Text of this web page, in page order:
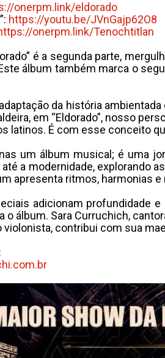
onerpm.link/eldorado
https://youtu.be/JVnGajp62O8
onerpm.link/Tenochtitlan
é a segunda parte,
álbum também marca o
adaptação da história
em “Eldorado”, nosso
latinos. É com esse conceito
um álbum musical; é uma
a modernidade, explorando
apresenta ritmos, harmonias
adicionam profundidade
o álbum. Sara Curruchich,
violonista, contribui com sua